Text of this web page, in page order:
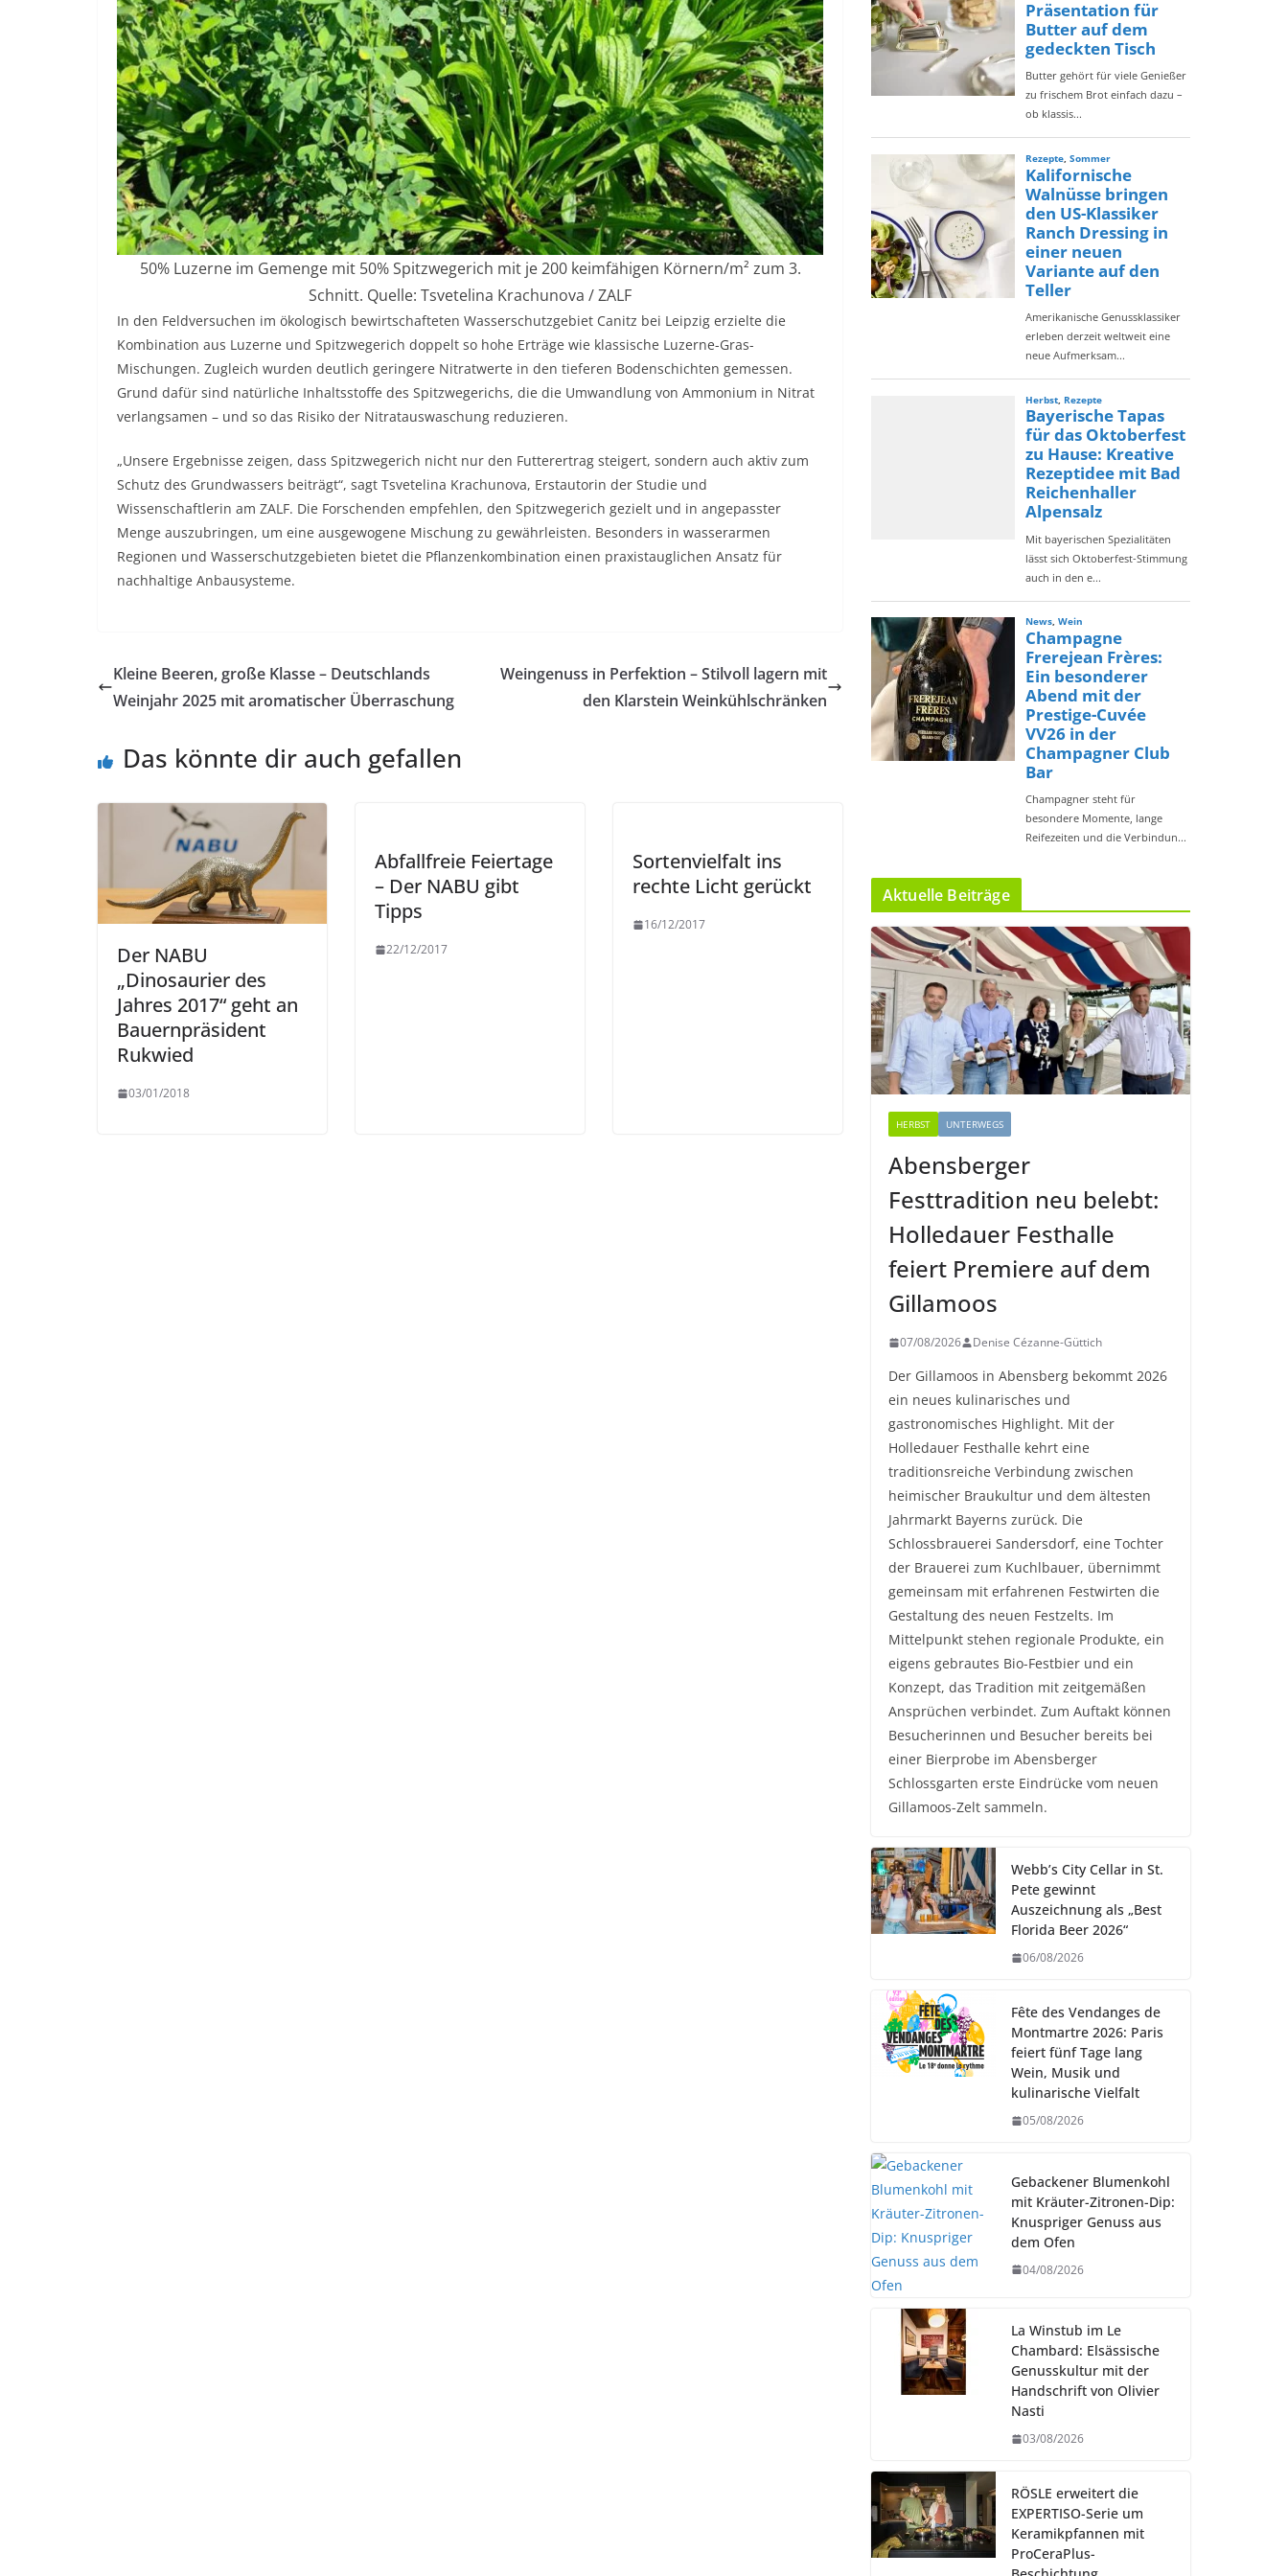
50% Luzerne im Gemenge mit 50% Spitzwegerich mit je 200 keimfähigen Körnern/m² zum 3.
Schnitt. Quelle: Tsvetelina Krachunova / ZALF
In den Feldversuchen im ökologisch bewirtschafteten Wasserschutzgebiet Canitz bei Leipzig erzielte die
Kombination aus Luzerne und Spitzwegerich doppelt so hohe Erträge wie klassische Luzerne-Gras-
Mischungen. Zugleich wurden deutlich geringere Nitratwerte in den tieferen Bodenschichten gemessen.
Grund dafür sind natürliche Inhaltsstoffe des Spitzwegerichs, die die Umwandlung von Ammonium in Nitrat
verlangsamen – und so das Risiko der Nitratauswaschung reduzieren.
„Unsere Ergebnisse zeigen, dass Spitzwegerich nicht nur den Futterertrag steigert, sondern auch aktiv zum
Schutz des Grundwassers beiträgt“, sagt Tsvetelina Krachunova, Erstautorin der Studie und
Wissenschaftlerin am ZALF. Die Forschenden empfehlen, den Spitzwegerich gezielt und in angepasster
Menge auszubringen, um eine ausgewogene Mischung zu gewährleisten. Besonders in wasserarmen
Regionen und Wasserschutzgebieten bietet die Pflanzenkombination einen praxistauglichen Ansatz für
nachhaltige Anbausysteme.
Kleine Beeren, große Klasse – Deutschlands
Weinjahr 2025 mit aromatischer Überraschung
Weingenuss in Perfektion – Stilvoll lagern mit
den Klarstein Weinkühlschränken
Das könnte dir auch gefallen
Der NABU
„Dinosaurier des
Jahres 2017“ geht an
Bauernpräsident
Rukwied
03/01/2018
Abfallfreie Feiertage
– Der NABU gibt
Tipps
22/12/2017
Sortenvielfalt ins
rechte Licht gerückt
16/12/2017
Aktuelle Beiträge
HERBST UNTERWEGS
Abensberger
Festtradition neu belebt:
Holledauer Festhalle
feiert Premiere auf dem
Gillamoos
07/08/2026 Denise Cézanne-Güttich
Der Gillamoos in Abensberg bekommt 2026
ein neues kulinarisches und
gastronomisches Highlight. Mit der
Holledauer Festhalle kehrt eine
traditionsreiche Verbindung zwischen
heimischer Braukultur und dem ältesten
Jahrmarkt Bayerns zurück. Die
Schlossbrauerei Sandersdorf, eine Tochter
der Brauerei zum Kuchlbauer, übernimmt
gemeinsam mit erfahrenen Festwirten die
Gestaltung des neuen Festzelts. Im
Mittelpunkt stehen regionale Produkte, ein
eigens gebrautes Bio-Festbier und ein
Konzept, das Tradition mit zeitgemäßen
Ansprüchen verbindet. Zum Auftakt können
Besucherinnen und Besucher bereits bei
einer Bierprobe im Abensberger
Schlossgarten erste Eindrücke vom neuen
Gillamoos-Zelt sammeln.
Webb’s City Cellar in St.
Pete gewinnt
Auszeichnung als „Best
Florida Beer 2026“
06/08/2026
Fête des Vendanges de
Montmartre 2026: Paris
feiert fünf Tage lang
Wein, Musik und
kulinarische Vielfalt
05/08/2026
Gebackener Blumenkohl
mit Kräuter-Zitronen-Dip:
Knuspriger Genuss aus
dem Ofen
04/08/2026
La Winstub im Le
Chambard: Elsässische
Genusskultur mit der
Handschrift von Olivier
Nasti
03/08/2026
RÖSLE erweitert die
EXPERTISO-Serie um
Keramikpfannen mit
ProCeraPlus-